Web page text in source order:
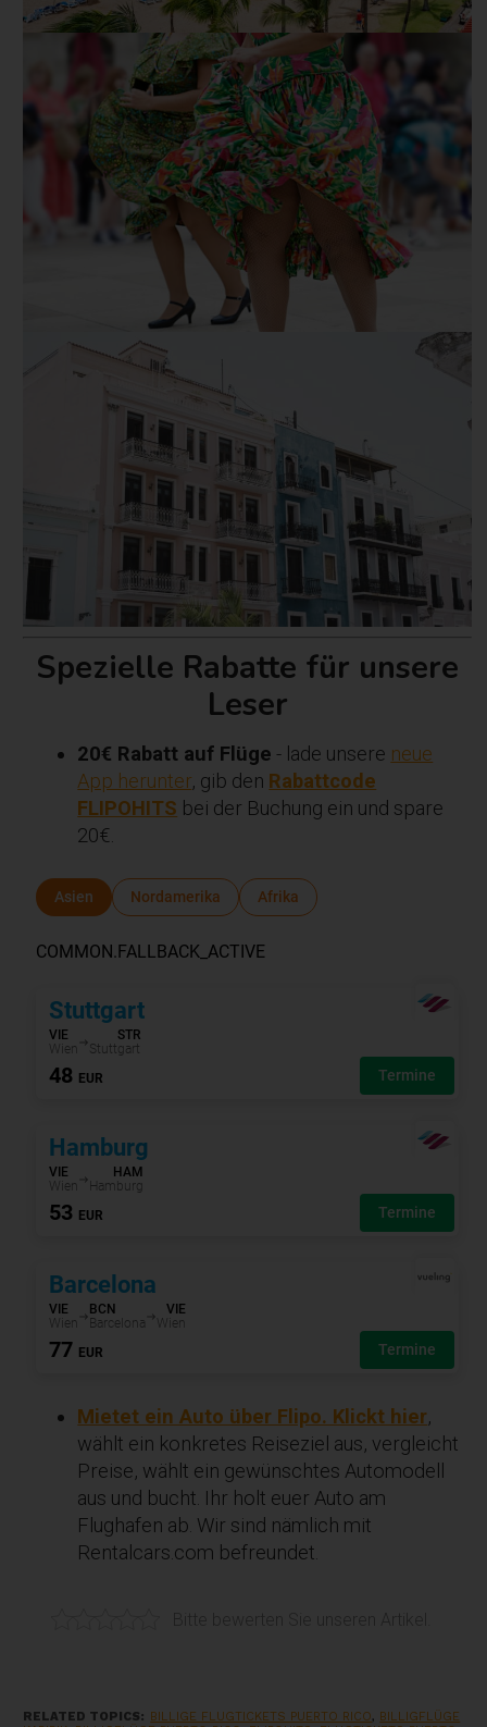
Spezielle Rabatte für unsere
Leser
20€ Rabatt auf Flüge - lade unsere neue
App herunter, gib den Rabattcode
FLIPOHITS bei der Buchung ein und spare
20€.
Mietet ein Auto über Flipo. Klickt hier,
wählt ein konkretes Reiseziel aus, vergleicht
Preise, wählt ein gewünschtes Automodell
aus und bucht. Ihr holt euer Auto am
Flughafen ab. Wir sind nämlich mit
Rentalcars.com befreundet.
RELATED TOPICS: BILLIGE FLUGTICKETS PUERTO RICO, BILLIGFLÜGE